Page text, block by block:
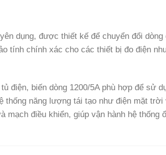
dụng, được thiết kế để chuyển đổi
tính chính xác cho các thiết bị đo điện
điện, biến dòng 1200/5A phù hợp để sử
thống năng lượng tái tạo như điện mặt
điều khiển, giúp vận hành hệ thống